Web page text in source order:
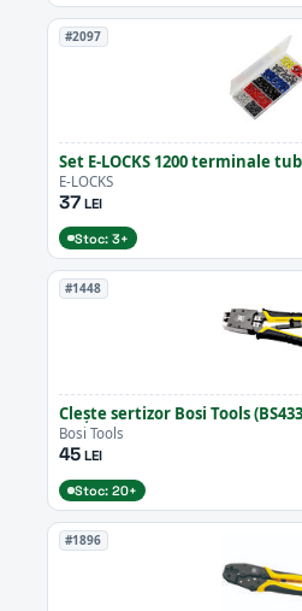
#2097
Set E-LOCKS 1200 terminale
E-LOCKS
37LEI
Stoc: 3+
#1448
Clește sertizor Bosi Tools
Bosi Tools
45LEI
Stoc: 20+
#1896